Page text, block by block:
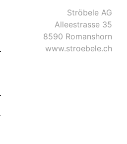
Ströbele AG
Alleestrasse 35
8590 Romanshorn
www.stroebele.ch